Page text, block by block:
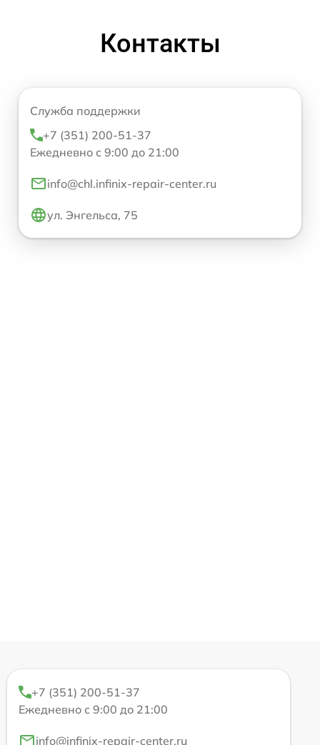
Контакты
Служба поддержки
+7 (351) 200-51-37
Ежедневно с 9:00 до 21:00
info@chl.infinix-repair-center.ru
ул. Энгельса, 75
+7 (351) 200-51-37
Ежедневно с 9:00 до 21:00
info@infinix-repair-center.ru